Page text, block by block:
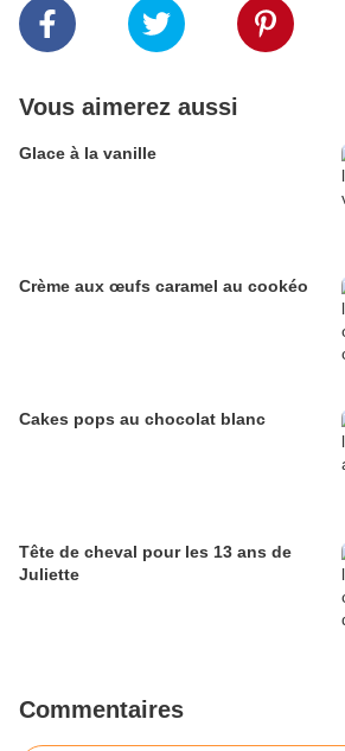
Vous aimerez aussi
Glace à la vanille
Crème aux œufs caramel au cookéo
Cakes pops au chocolat blanc
Tête de cheval pour les 13 ans de
Juliette
Commentaires